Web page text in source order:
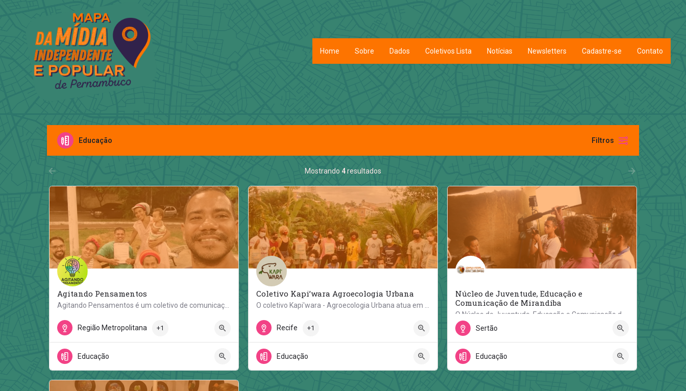
Home Sobre Dados Coletivos Lista Notícias Newsletters Cadastre-se Contato
Educação Filtros
Mostrando 4resultados
Agitando Pensamentos
Caetés 1
Região Metropolitana +1
Educação
Coletivo Kapi’wara Agroecologia Urbana
Sitio CANOAH - Rua Leoberto Leal
Recife +1
Educação
Núcleo de Juventude, Educação e
Comunicação de Mirandiba
Rua Francisco De Carvalho Barros
Sertão
Educação